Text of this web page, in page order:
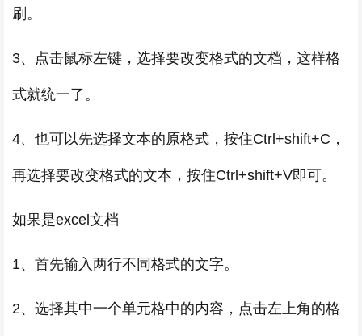
刷。
3、点击鼠标左键，选择要改变格式的文档，这样格
式就统一了。
4、也可以先选择文本的原格式，按住Ctrl+shift+C，
再选择要改变格式的文本，按住Ctrl+shift+V即可。
如果是excel文档
1、首先输入两行不同格式的文字。
2、选择其中一个单元格中的内容，点击左上角的格